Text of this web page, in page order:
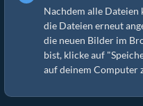
Nachdem alle
die Dateien erneut
die neuen Bilder im
bist, klicke auf
auf deinem Computer